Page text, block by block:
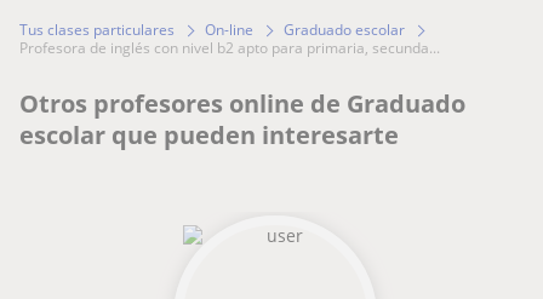
Tus clases particulares On-line
Graduado escolar
profesora de inglés con nivel b2 apto para primaria, secunda...
Otros profesores online de Graduado
escolar que pueden interesarte